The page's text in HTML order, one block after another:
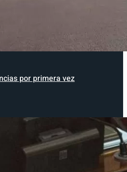
por primera vez